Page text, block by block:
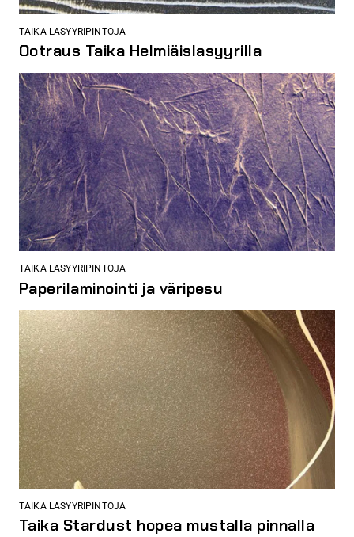
TAIKA LASYYRIPINTOJA
Ootraus Taika Helmiäislasyyrilla
TAIKA LASYYRIPINTOJA
Paperilaminointi ja väripesu
TAIKA LASYYRIPINTOJA
Taika Stardust hopea mustalla pinnalla